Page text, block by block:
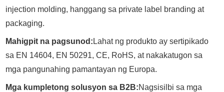
injection molding, hanggang sa private label branding at
packaging.
Mahigpit na pagsunod: Lahat ng produkto ay sertipikado
sa EN 14604, EN 50291, CE, RoHS, at nakakatugon sa
mga pangunahing pamantayan ng Europa.
Mga kumpletong solusyon sa B2B:Nagsisilbi sa mga